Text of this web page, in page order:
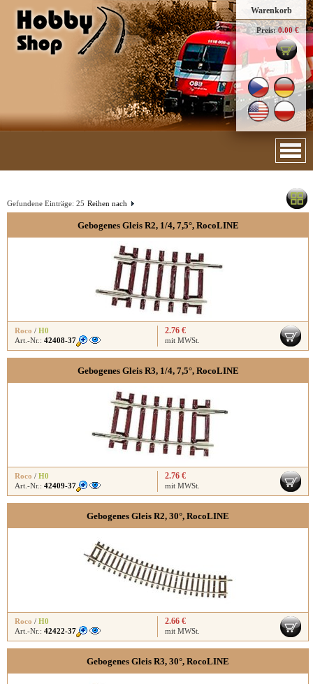
Warenkorb
Preis: 0.00 €
Reihen nach
Gefundene Einträge: 25
Gebogenes Gleis R2, 1/4, 7,5°, RocoLINE
Roco / H0
Art.-Nr.: 42408-37
2.76 €
mit MWSt.
Gebogenes Gleis R3, 1/4, 7,5°, RocoLINE
Roco / H0
Art.-Nr.: 42409-37
2.76 €
mit MWSt.
Gebogenes Gleis R2, 30°, RocoLINE
Roco / H0
Art.-Nr.: 42422-37
2.66 €
mit MWSt.
Gebogenes Gleis R3, 30°, RocoLINE